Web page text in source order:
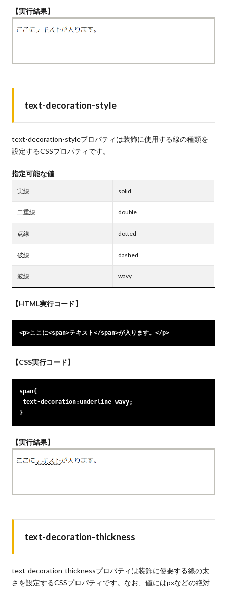
【実行結果】
text-decoration-style
text-decoration-styleプロパティは装飾に使用する線の種類を
設定するCSSプロパティです。
指定可能な値
実線 solid
二重線 double
点線 dotted
破線 dashed
波線 wavy
【HTML実行コード】
<p>ここに<span>テキスト</span>が入ります。</p>
【CSS実行コード】
span{
text-decoration:underline wavy;
}
【実行結果】
text-decoration-thickness
text-decoration-thicknessプロパティは装飾に使要する線の太
さを設定するCSSプロパティです。なお、値にはpxなどの絶対